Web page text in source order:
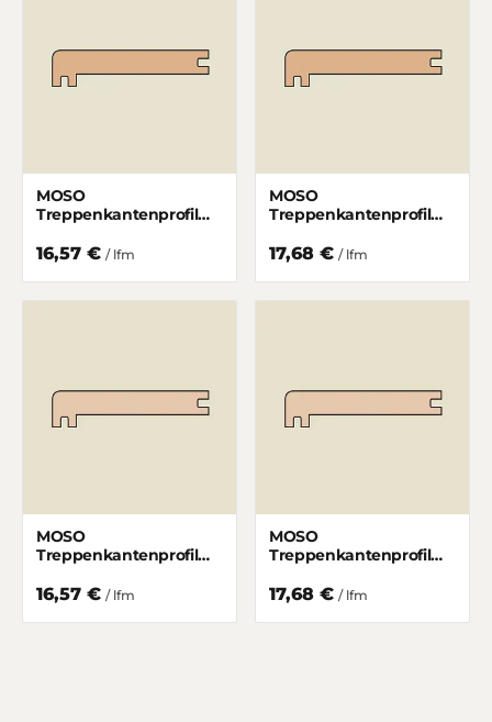
MOSO
Treppenkantenprofil
Hochkantlamelle
16,57 € / lfm
MOSO
Treppenkantenprofil
Gedämpft matt lackiert
17,68 € / lfm
MOSO
Treppenkantenprofil
Hochkantlamelle Ecru
16,57 € / lfm
MOSO
Treppenkantenprofil
Ecru matt lackiert 50/10
17,68 € / lfm